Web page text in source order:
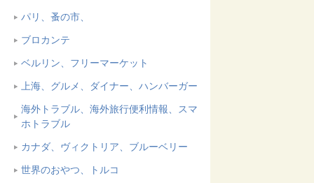
パリ、蚤の市、
ブロカンテ
ベルリン、フリーマーケット
上海、グルメ、ダイナー、ハンバーガー
海外トラブル、海外旅行便利情報、スマ
ホトラブル
カナダ、ヴィクトリア、ブルーベリー
世界のおやつ、トルコ